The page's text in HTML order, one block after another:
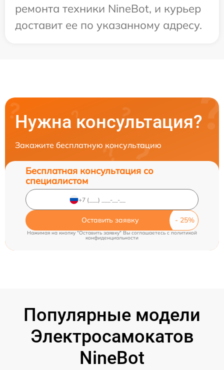
ремонта техники NineBot, и курьер
доставит ее по указанному адресу.
Нужна консультация?
Закажите бесплатную консультацию
Бесплатная консультация со
специалистом
Оставить заявку
Нажимая на кнопку "Оставить заявку" Вы соглашаетесь c политикой
конфиденциальности
Популярные модели
Электросамокатов
NineBot